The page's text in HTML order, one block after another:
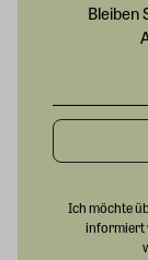
Bleiben
Ich möchte
informiert